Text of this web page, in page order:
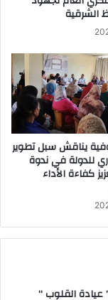
الشرقية
يناقش سبل تطوير
للدولة في ندوة
كفاءة الأداء